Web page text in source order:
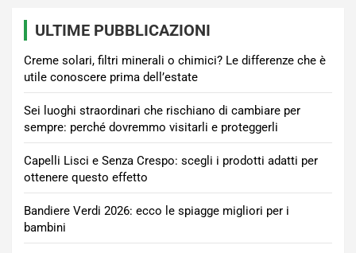
ULTIME PUBBLICAZIONI
Creme solari, filtri minerali o chimici? Le differenze che è
utile conoscere prima dell’estate
Sei luoghi straordinari che rischiano di cambiare per
sempre: perché dovremmo visitarli e proteggerli
Capelli Lisci e Senza Crespo: scegli i prodotti adatti per
ottenere questo effetto
Bandiere Verdi 2026: ecco le spiagge migliori per i
bambini